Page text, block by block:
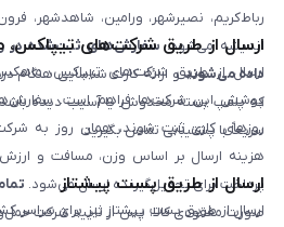
رباط‌کریم، نصیرشهر، ورامین، شاهدشهر،
اندیشه می‌شود. سفارش‌های ثبت‌شده در
داده می‌شوندو ارائه کارت شناسایی هنگام
که پلمپ بسته مخدوش یا آسیب دیده باشد،
سریعاً با پشتیبانی تماس بگیرید.
ارسال از طریق شرکت‌های تیپاکس،
ارسال از طریق شرکت‌های تیپاکس،
روزهای کاری ثبت شوند، همان روز به
هزینه ارسال بر اساس وزن، مسافت و
پرداخت برای تحویل‌گیرنده ارسال می‌شود.
صورت مفقودی کالا، پس از تایید شرکت
ارسال از طریق پست پیشتاز
ارسال از طریق پست پیشتاز نیز برای سراسر